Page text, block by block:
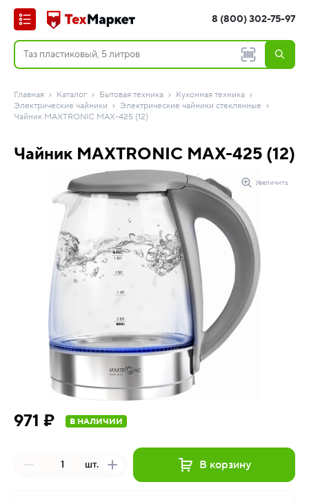
8 (800) 302-75-97
Главная Каталог Бытовая техника
Кухонная техника
Электрические чайники
Электрические чайники стеклянные
Чайник MAXTRONIC MAX-425 (12)
Чайник MAXTRONIC MAX-425 (12)
Увеличить
971 ₽ В НАЛИЧИИ
шт. В корзину